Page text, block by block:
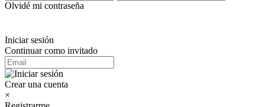
Olvidé mi contraseña
Iniciar sesión
Continuar como invitado
Crear una cuenta
×